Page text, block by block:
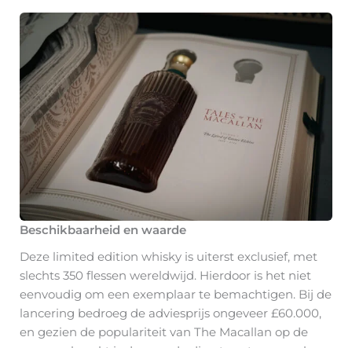
Beschikbaarheid en waarde
Deze limited edition whisky is uiterst exclusief, met
slechts 350 flessen wereldwijd. Hierdoor is het niet
eenvoudig om een exemplaar te bemachtigen. Bij de
lancering bedroeg de adviesprijs ongeveer £60.000,
en gezien de populariteit van The Macallan op de